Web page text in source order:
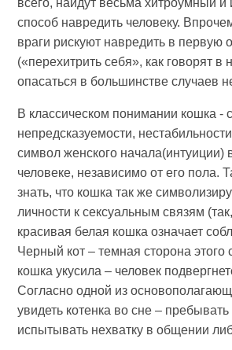
всего, найдут весьма хитроумный
способ навредить человеку.
враги рискуют навредить в первую
(«перехитрить себя», как говорят в
опасаться в большинстве случаев
В классическом понимании кошка -
непредсказуемости,
символ женского начала(интуиции)
человеке, независимо от его пола.
знать, что кошка так же
личности к сексуальным связям
красивая белая кошка означает
Черный кот – темная сторона этого
кошка укусила – человек
Согласно одной из
увидеть котенка во сне –
испытывать нехватку в общении